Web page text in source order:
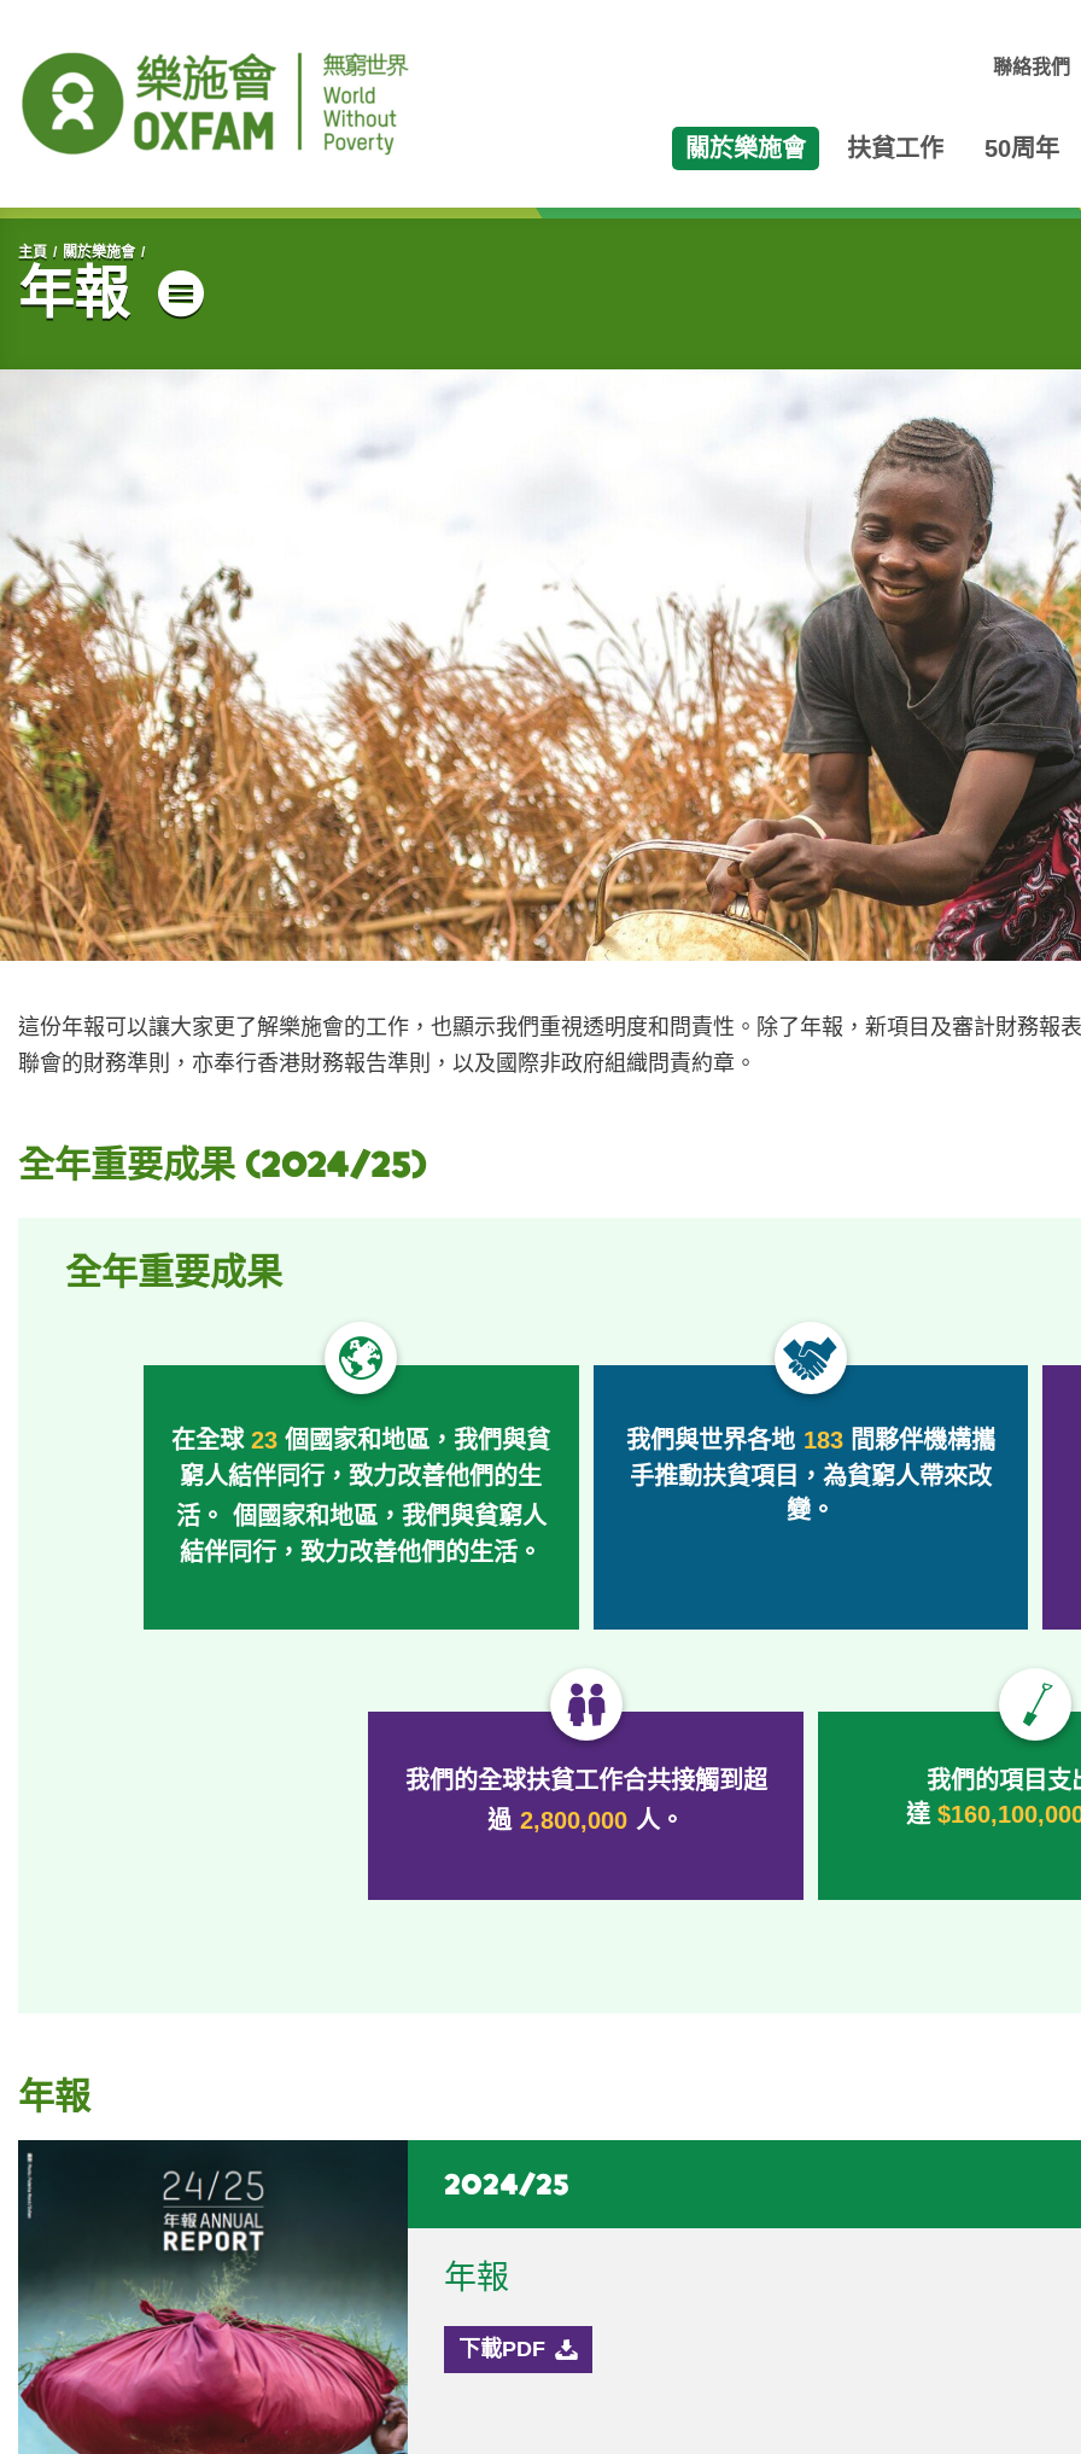
聯絡我們
關於樂施會 扶貧工作 50周年
開始主要內容
主頁 關於樂施會
年報 目錄
這份年報可以讓大家更了解樂施會的工作，也顯示我們重視透明度和問責性。除了年報，新項目及審計財務報
聯會的財務準則，亦奉行香港財務報告準則，以及國際非政府組織問責約章。
全年重要成果 (2024/25)
全年重要成果
在全球 23個國家和地區，我們與貧
窮人結伴同行，致力改善他們的生
活。 個國家和地區，我們與貧窮人
結伴同行，致力改善他們的生活。
我們與世界各地 183 間夥伴機構攜
手推動扶貧項目，為貧窮人帶來改
變。
我們的全球扶貧工作合共接觸到超
過 2,800,000 人。
我們的項目支
達
年報
2024/25
年報
下載PDF